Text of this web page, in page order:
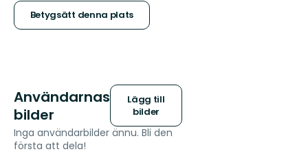
stjärnor
Betygsätt denna plats
Användarnas
bilder
Lägg till
bilder
Inga användarbilder ännu. Bli den
första att dela!